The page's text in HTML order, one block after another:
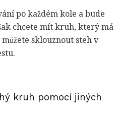
po každém kole a bude
chcete mít kruh, který má
sklouznout steh v
kruh pomocí jiných